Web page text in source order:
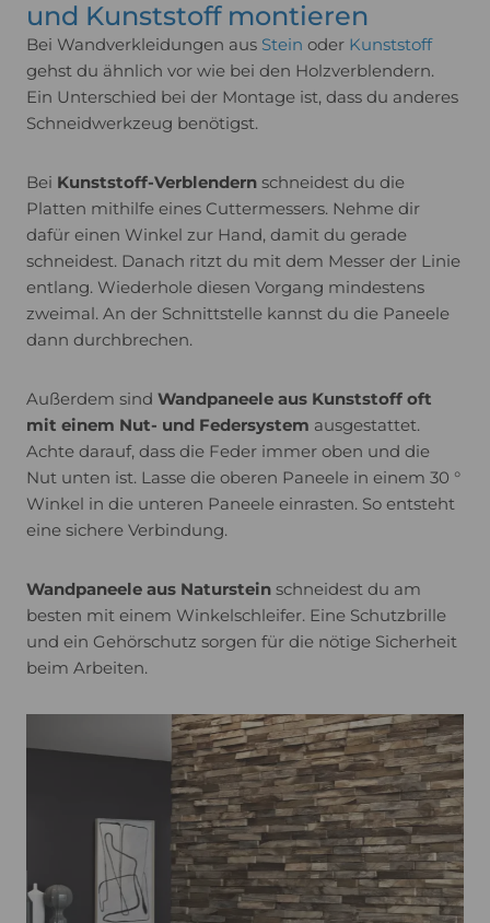
und Kunststoff montieren
Bei Wandverkleidungen aus Stein oder Kunststoff
gehst du ähnlich vor wie bei den Holzverblendern.
Ein Unterschied bei der Montage ist, dass du anderes
Schneidwerkzeug benötigst.
Bei Kunststoff-Verblendern schneidest du die
Platten mithilfe eines Cuttermessers. Nehme dir
dafür einen Winkel zur Hand, damit du gerade
schneidest. Danach ritzt du mit dem Messer der Linie
entlang. Wiederhole diesen Vorgang mindestens
zweimal. An der Schnittstelle kannst du die Paneele
dann durchbrechen.
Außerdem sind Wandpaneele aus Kunststoff oft
mit einem Nut- und Federsystem ausgestattet.
Achte darauf, dass die Feder immer oben und die
Nut unten ist. Lasse die oberen Paneele in einem 30 °
Winkel in die unteren Paneele einrasten. So entsteht
eine sichere Verbindung.
Wandpaneele aus Naturstein schneidest du am
besten mit einem Winkelschleifer. Eine Schutzbrille
und ein Gehörschutz sorgen für die nötige Sicherheit
beim Arbeiten.